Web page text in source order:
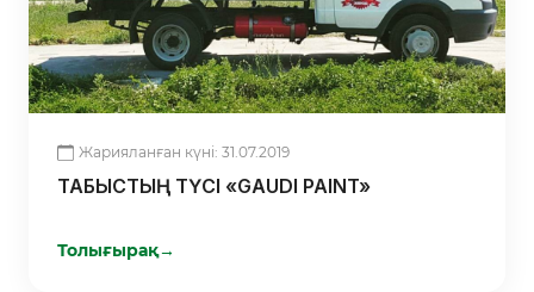
Жарияланған күні: 31.07.2019
ТАБЫСТЫҢ ТҮСІ «GAUDI PAINT»
Толығырақ→